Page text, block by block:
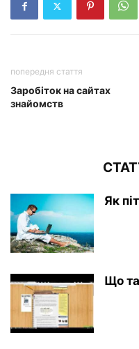
попередня стаття
Заробіток на сайтах
знайомств
Як
Що